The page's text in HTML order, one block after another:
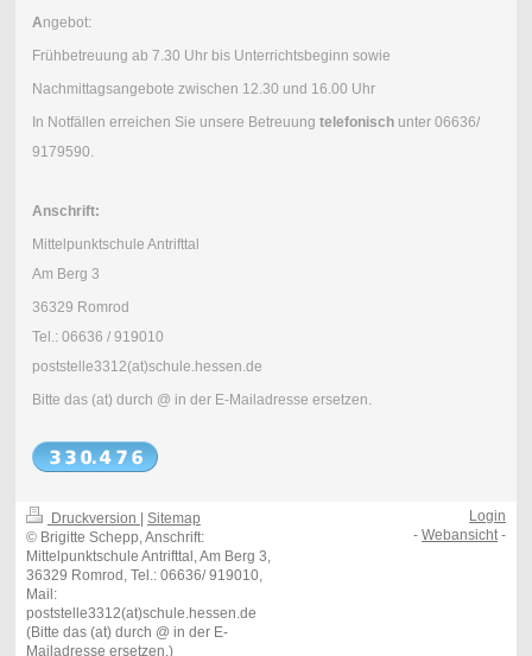
Angebot:
Frühbetreuung ab 7.30 Uhr bis Unterrichtsbeginn sowie
Nachmittagsangebote zwischen 12.30 und 16.00 Uhr
In Notfällen erreichen Sie unsere Betreuung telefonischunter 06636/
9179590.
Anschrift:
Mittelpunktschule Antrifttal
Am Berg 3
36329 Romrod
Tel.: 06636 / 919010
poststelle3312(at)schule.hessen.de
Bitte das (at) durch @ in der E-Mailadresse ersetzen.
Druckversion
Sitemap
© Brigitte Schepp, Anschrift:
Mittelpunktschule Antrifttal, Am Berg 3,
36329 Romrod, Tel.: 06636/ 919010,
Mail:
poststelle3312(at)schule.hessen.de
(Bitte das (at) durch @ in der E-
Mailadresse ersetzen.)
Login
-Webansicht-